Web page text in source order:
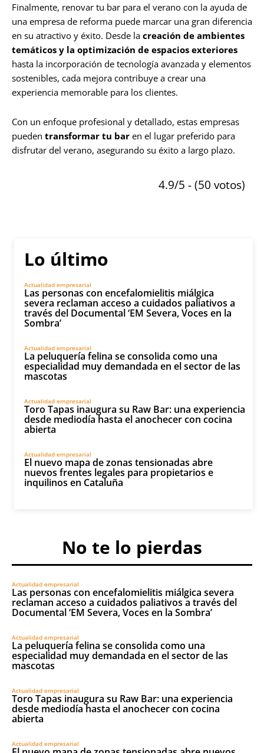
Finalmente, renovar tu bar para el verano con la ayuda de
una empresa de reforma puede marcar una gran diferencia
en su atractivo y éxito. Desde la creación de ambientes
temáticos y la optimización de espacios exteriores
hasta la incorporación de tecnología avanzada y elementos
sostenibles, cada mejora contribuye a crear una
experiencia memorable para los clientes.
Con un enfoque profesional y detallado, estas empresas
pueden transformar tu bar en el lugar preferido para
disfrutar del verano, asegurando su éxito a largo plazo.
4.9/5 - (50 votos)
Lo último
Actualidad empresarial
Las personas con encefalomielitis miálgica
severa reclaman acceso a cuidados paliativos a
través del Documental ‘EM Severa, Voces en la
Sombra’
Actualidad empresarial
La peluquería felina se consolida como una
especialidad muy demandada en el sector de las
mascotas
Actualidad empresarial
Toro Tapas inaugura su Raw Bar: una experiencia
desde mediodía hasta el anochecer con cocina
abierta
Actualidad empresarial
El nuevo mapa de zonas tensionadas abre
nuevos frentes legales para propietarios e
inquilinos en Cataluña
No te lo pierdas
Actualidad empresarial
Las personas con encefalomielitis miálgica severa
reclaman acceso a cuidados paliativos a través del
Documental ‘EM Severa, Voces en la Sombra’
Actualidad empresarial
La peluquería felina se consolida como una
especialidad muy demandada en el sector de las
mascotas
Actualidad empresarial
Toro Tapas inaugura su Raw Bar: una experiencia
desde mediodía hasta el anochecer con cocina
abierta
Actualidad empresarial